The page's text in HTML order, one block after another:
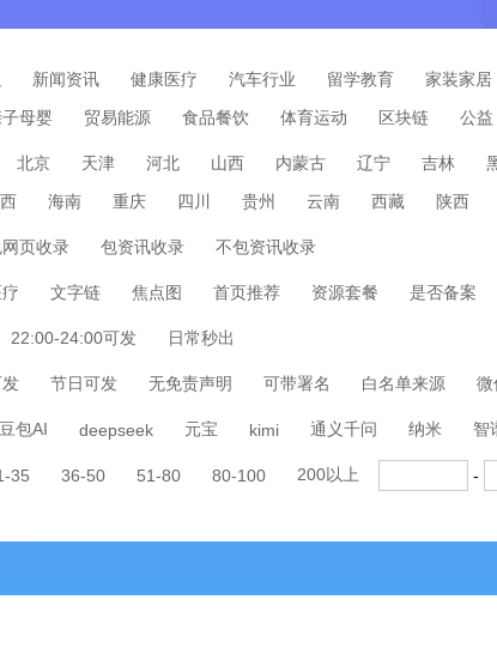
新闻资讯 健康医疗 汽车行业 留学教育 家装家居
子母婴 贸易能源 食品餐饮 体育运动 区块链 公益
北京 天津 河北 山西 内蒙古 辽宁 吉林
海南 重庆 四川 贵州 云南 西藏 陕西
页收录 包资讯收录 不包资讯收录
文字链 焦点图 首页推荐 资源套餐 是否备案
22:00-24:00可发 日常秒出
发 节日可发 无免责声明 可带署名 白名单来源 微
豆包AI deepseek 元宝 kimi 通义千问 纳米 智
35 36-50 51-80 80-100 200以上 -